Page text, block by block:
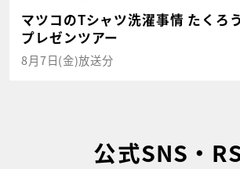
マツコのTシャツ洗濯事情 たくろ
プレゼンツアー
8月7日(金)放送分
公式SNS・